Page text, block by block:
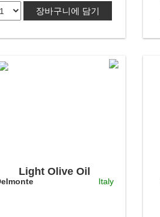
장바구니에 담기
Light Olive Oil
Italy